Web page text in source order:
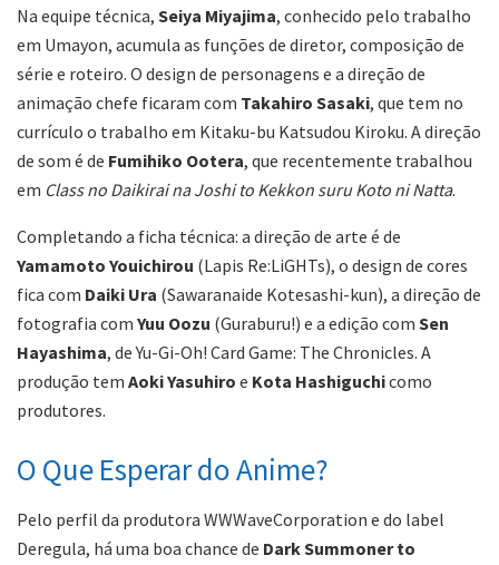
Na equipe técnica, Seiya Miyajima, conhecido pelo trabalho
em Umayon, acumula as funções de diretor, composição de
série e roteiro. O design de personagens e a direção de
animação chefe ficaram com Takahiro Sasaki, que tem no
currículo o trabalho em Kitaku-bu Katsudou Kiroku. A direção
de som é de Fumihiko Ootera, que recentemente trabalhou
em Class no Daikirai na Joshi to Kekkon suru Koto ni Natta.
Completando a ficha técnica: a direção de arte é de
Yamamoto Youichirou (Lapis Re:LiGHTs), o design de cores
fica com Daiki Ura (Sawaranaide Kotesashi-kun), a direção de
fotografia com Yuu Oozu (Guraburu!) e a edição com Sen
Hayashima, de Yu-Gi-Oh! Card Game: The Chronicles. A
produção tem Aoki Yasuhiro e Kota Hashiguchicomo
produtores.
O Que Esperar do Anime?
Pelo perfil da produtora WWWaveCorporation e do label
Deregula, há uma boa chance de Dark Summoner to